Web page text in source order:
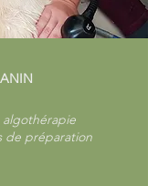
algothérapie
de préparation